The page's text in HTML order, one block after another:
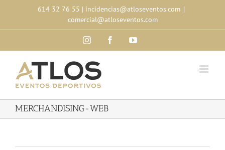
content
614 32 76 55 | incidencias@atloseventos.com |
comercial@atloseventos.com
InstagramFacebookYouTube
MERCHANDISING-WEB